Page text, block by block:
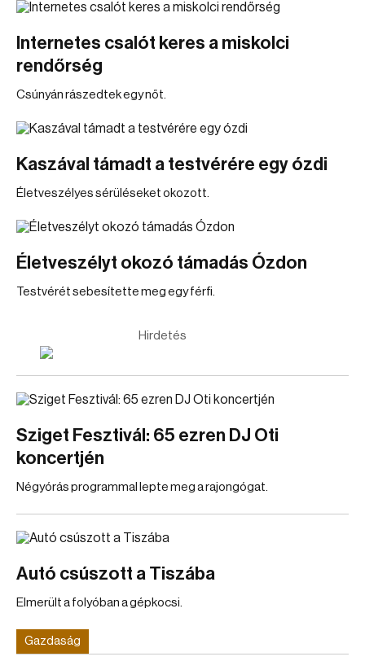
Internetes csalót keres a miskolci
rendőrség
Csúnyán rászedtek egy nőt.
Kaszával támadt a testvérére egy ózdi
Életveszélyes sérüléseket okozott.
Életveszélyt okozó támadás Ózdon
Testvérét sebesítette meg egy férfi.
Hirdetés
Sziget Fesztivál: 65 ezren DJ Oti
koncertjén
Négyórás programmal lepte meg a rajongógat.
Autó csúszott a Tiszába
Elmerült a folyóban a gépkocsi.
Gazdaság